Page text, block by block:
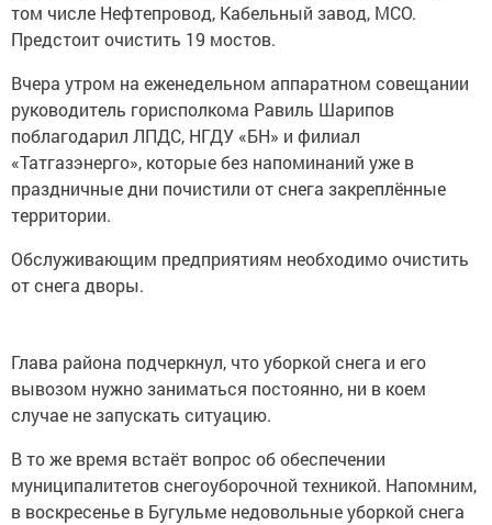
том числе Нефтепровод, Кабельный завод, МСО.
Предстоит очистить 19 мостов.
Вчера утром на еженедельном аппаратном совещании
руководитель горисполкома Равиль Шарипов
поблагодарил ЛПДС, НГДУ «БН» и филиал
«Татгазэнерго», которые без напоминаний уже в
праздничные дни почистили от снега закреплённые
территории.
Обслуживающим предприятиям необходимо очистить
от снега дворы.
Глава района подчеркнул, что уборкой снега и его
вывозом нужно заниматься постоянно, ни в коем
случае не запускать ситуацию.
В то же время встаёт вопрос об обеспечении
муниципалитетов снегоуборочной техникой. Напомним,
в воскресенье в Бугульме недовольные уборкой снега